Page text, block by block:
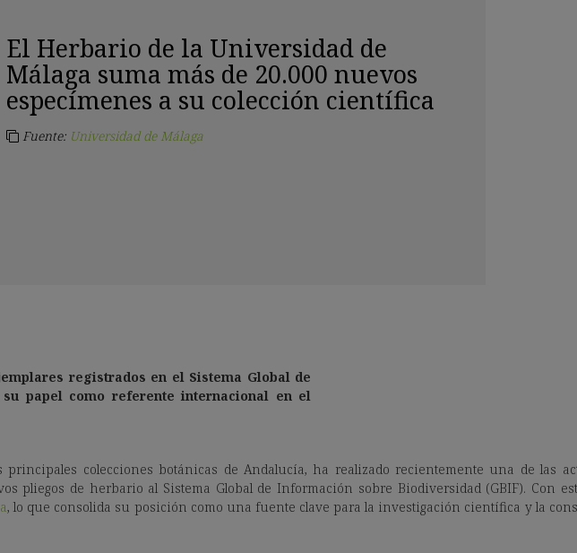
El Herbario de la Universidad de
Málaga suma más de 20.000 nuevos
especímenes a su colección científica
Fuente: Universidad de Málaga
registrados en el Sistema Global de
papel como referente internacional en el
principales colecciones botánicas de Andalucía, ha realizado recientemente una de las
pliegos de herbario al Sistema Global de Información sobre Biodiversidad (GBIF). Con
, lo que consolida su posición como una fuente clave para la investigación científica y la